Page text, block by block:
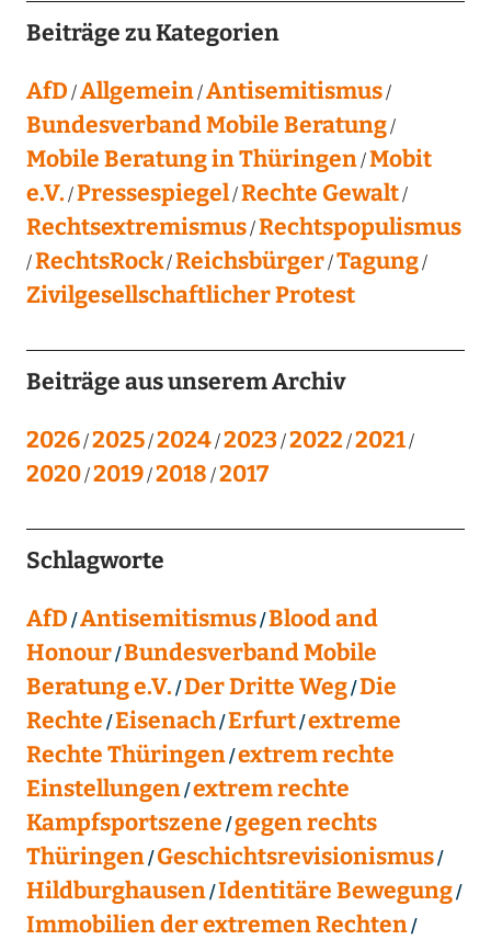
Beiträge zu Kategorien
AfD Allgemein Antisemitismus
Bundesverband Mobile Beratung
Mobile Beratung in Thüringen Mobit
e.V. Pressespiegel Rechte Gewalt
Rechtsextremismus Rechtspopulismus
RechtsRock Reichsbürger Tagung
Zivilgesellschaftlicher Protest
Beiträge aus unserem Archiv
2026 2025 2024 2023 2022 2021
2020 2019 2018 2017
Schlagworte
AfD Antisemitismus Blood and
Honour Bundesverband Mobile
Beratung e.V. Der Dritte Weg Die
Rechte Eisenach Erfurt extreme
Rechte Thüringen extrem rechte
Einstellungen extrem rechte
Kampfsportszene gegen rechts
Thüringen Geschichtsrevisionismus
Hildburghausen Identitäre Bewegung
Immobilien der extremen Rechten